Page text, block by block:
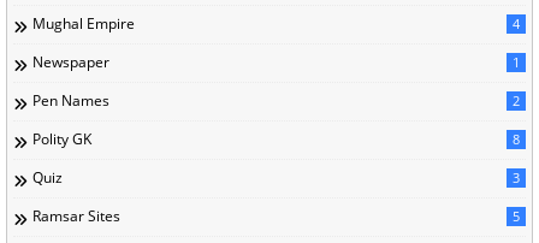
Mughal Empire 4
Newspaper 1
Pen Names 2
Polity GK 8
Quiz 3
Ramsar Sites 5